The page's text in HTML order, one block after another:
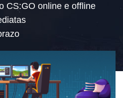
CS:GO online e offline